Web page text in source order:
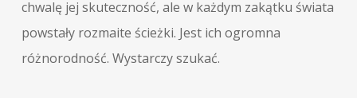
chwalę jej skuteczność, ale w każdym zakątku świata
powstały rozmaite ścieżki. Jest ich ogromna
różnorodność. Wystarczy szukać.